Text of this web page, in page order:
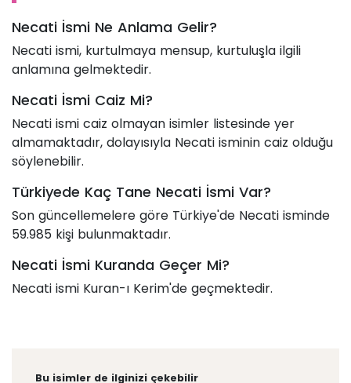
Necati İsmi Ne Anlama Gelir?
Necati ismi, kurtulmaya mensup, kurtuluşla ilgili
anlamına gelmektedir.
Necati İsmi Caiz Mi?
Necati ismi caiz olmayan isimler listesinde yer
almamaktadır, dolayısıyla Necati isminin caiz olduğu
söylenebilir.
Türkiyede Kaç Tane Necati İsmi Var?
Son güncellemelere göre Türkiye'de Necati isminde
59.985 kişi bulunmaktadır.
Necati İsmi Kuranda Geçer Mi?
Necati ismi Kuran-ı Kerim'de geçmektedir.
Bu isimler de ilginizi çekebilir